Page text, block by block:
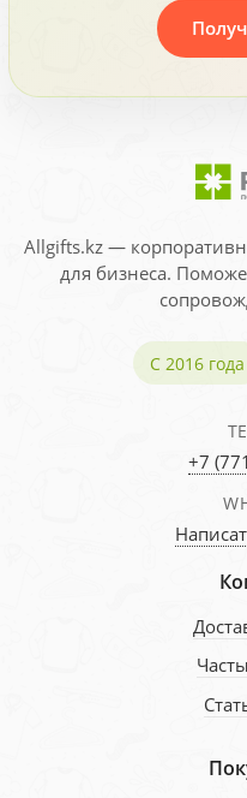
Allgifts.kz —
для бизнеса.
С 2016 года
+7